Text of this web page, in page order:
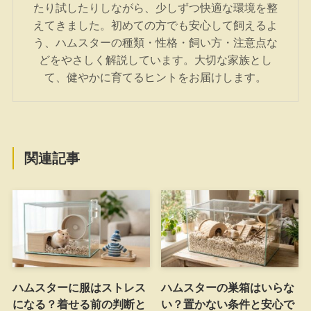
たり試したりしながら、少しずつ快適な環境を整
えてきました。初めての方でも安心して飼えるよ
う、ハムスターの種類・性格・飼い方・注意点な
どをやさしく解説しています。大切な家族とし
て、健やかに育てるヒントをお届けします。
関連記事
ハムスターに服はストレス
になる？着せる前の判断と
ハムスターの巣箱はいらな
い？置かない条件と安心で